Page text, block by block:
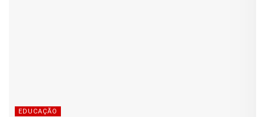
EDUCAÇÃO